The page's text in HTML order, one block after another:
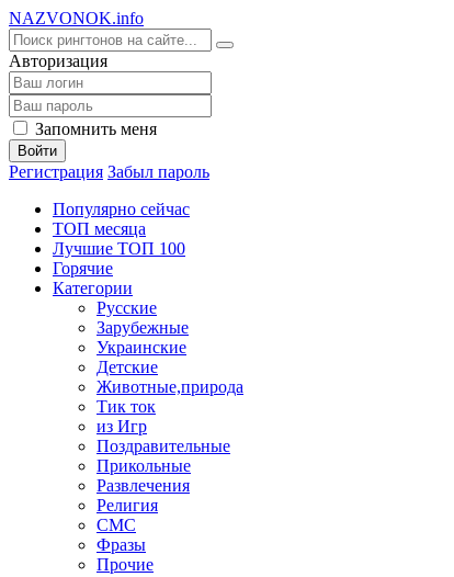
NAZVONOK.info
Авторизация
Запомнить меня
Войти
Регистрация Забыл пароль
Популярно сейчас
ТОП месяца
Лучшие ТОП 100
Горячие
Категории
Русские
Зарубежные
Украинские
Детские
Животные,природа
Тик ток
из Игр
Поздравительные
Прикольные
Развлечения
Религия
СМС
Фразы
Прочие